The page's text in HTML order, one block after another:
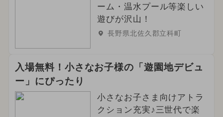
ーム・温水プール等楽しい
遊びが沢山！
長野県北佐久郡立科町
入場無料！小さなお子様の「遊園地デビュ
ー」にぴったり
小さなお子さま向けアトラ
クション充実♪三世代で楽